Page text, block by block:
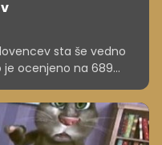
sta še vedno
je ocenjeno na 689
letos Damijan
in lastnika borze
šesto in osmo mesto.